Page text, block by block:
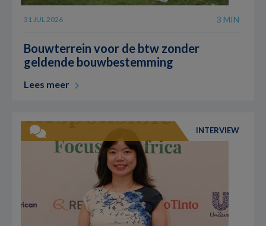
31 JUL 2026 3 MIN
Bouwterrein voor de btw zonder
geldende bouwbestemming
Lees meer
INTERVIEW